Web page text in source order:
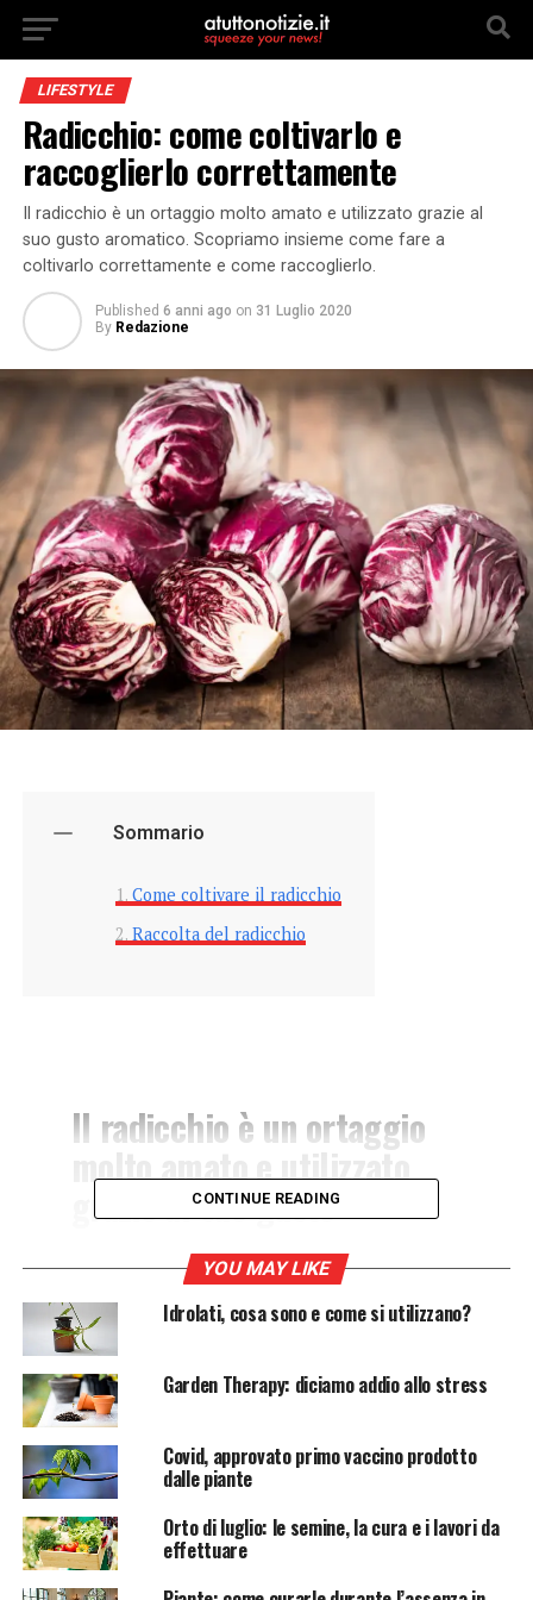
LIFESTYLE
Radicchio: come coltivarlo e
raccoglierlo correttamente
Il radicchio è un ortaggio molto amato e utilizzato grazie al
suo gusto aromatico. Scopriamo insieme come fare a
coltivarlo correttamente e come raccoglierlo.
Published 6 anni ago on 31 Luglio 2020
By Redazione
Sommario
Come coltivare il radicchio
Raccolta del radicchio
Il radicchio è un ortaggio
molto amato e utilizzato
grazie al suo gusto
aromatico e amaro.
Scopriamo insieme come
fare a coltivarlo
correttamente e come
raccoglierlo.
Ilradicchio
è una cicoria da cespo molto nota per i suoi
svariati utilizzi in cucina. La peculiarità di questo
ortaggio è il suo sapore aromatico, amaro e gustoso,
grazie al quale si presta per essere impiegato in
tantissimericette diverse
. Il radicchio è un ortaggio
CONTINUE READING
YOU MAY LIKE
Idrolati, cosa sono e come si utilizzano?
Garden Therapy: diciamo addio allo stress
Covid, approvato primo vaccino prodotto
dalle piante
Orto di luglio: le semine, la cura e i lavori da
effettuare